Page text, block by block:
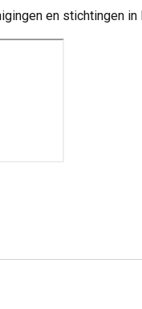
en stichtingen